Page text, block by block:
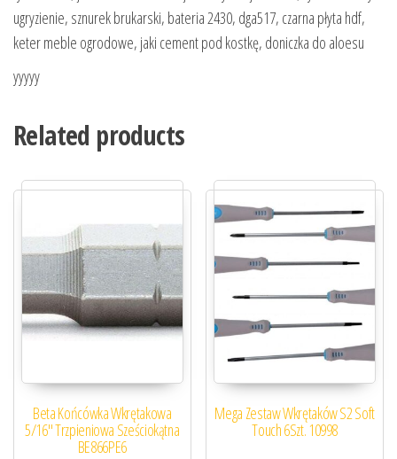
ugryzienie, sznurek brukarski, bateria 2430, dga517, czarna płyta hdf,
keter meble ogrodowe, jaki cement pod kostkę, doniczka do aloesu
yyyyy
Related products
Beta Końcówka Wkrętakowa
5/16″ Trzpieniowa Sześciokątna
BE866PE6
Mega Zestaw Wkrętaków S2 Soft
Touch 6Szt. 10998